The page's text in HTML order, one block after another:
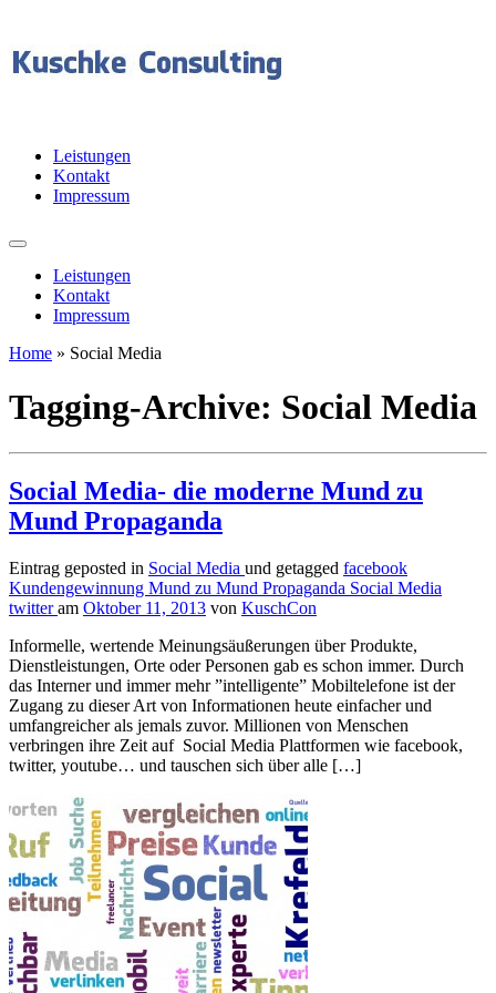
Leistungen
Kontakt
Impressum
Leistungen
Kontakt
Impressum
Home » Social Media
Tagging-Archive: Social Media
Social Media- die moderne Mund zu
Mund Propaganda
Eintrag geposted in Social Media und getagged facebook
Kundengewinnung Mund zu Mund Propaganda Social Media
twitteram Oktober 11, 2013 von KuschCon
Informelle, wertende Meinungsäußerungen über Produkte,
Dienstleistungen, Orte oder Personen gab es schon immer. Durch
das Interner und immer mehr ”intelligente” Mobiltelefone ist der
Zugang zu dieser Art von Informationen heute einfacher und
umfangreicher als jemals zuvor. Millionen von Menschen
verbringen ihre Zeit auf Social Media Plattformen wie facebook,
twitter, youtube… und tauschen sich über alle […]